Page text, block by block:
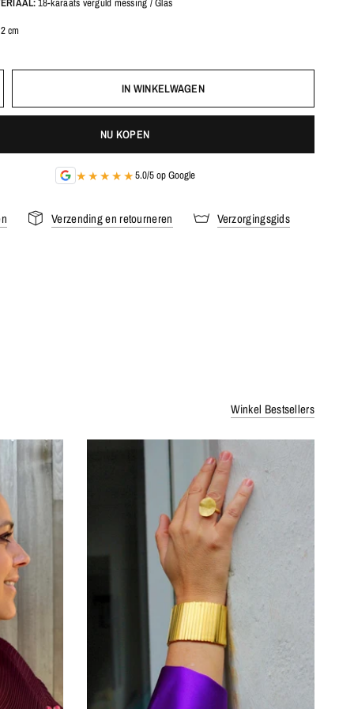
18-karaats verguld messing / Glas
cm
IN WINKELWAGEN
NU KOPEN
★★★★★5.0/5 op Google
Verzending en retourneren Verzorgingsgids
Winkel Bestsellers